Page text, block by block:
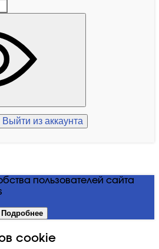
Выйти из аккаунта
пользователей сайта
Подробнее
cookie